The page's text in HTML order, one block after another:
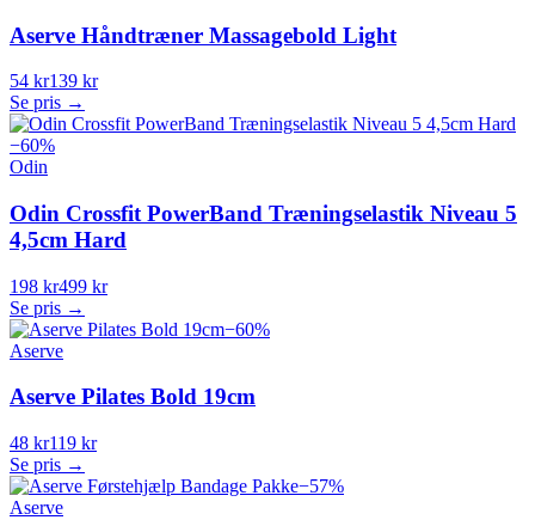
Aserve Håndtræner Massagebold Light
54 kr139 kr
Se pris →
−60%
Odin
Odin Crossfit PowerBand Træningselastik Niveau 5
4,5cm Hard
198 kr499 kr
Se pris →
−60%
Aserve
Aserve Pilates Bold 19cm
48 kr119 kr
Se pris →
−57%
Aserve